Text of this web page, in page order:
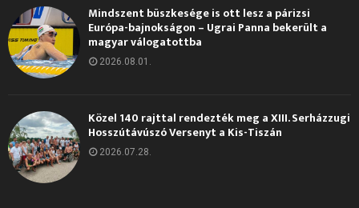
Mindszent büszkesége is ott lesz a párizsi
Európa-bajnokságon – Ugrai Panna bekerült a
magyar válogatottba
2026.08.01.
Közel 140 rajttal rendezték meg a XIII. Serházzugi
Hosszútávúszó Versenyt a Kis-Tiszán
2026.07.28.